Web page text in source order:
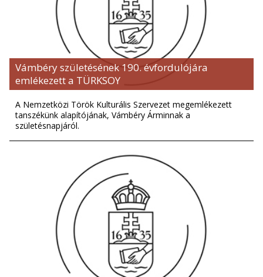
Vámbéry születésének 190. évfordulójára
emlékezett a TÜRKSOY
A Nemzetközi Török Kulturális Szervezet megemlékezett
tanszékünk alapítójának, Vámbéry Árminnak a
születésnapjáról.